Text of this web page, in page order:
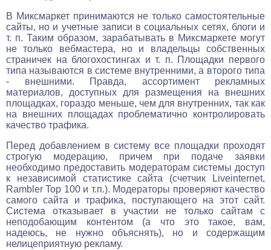
В Миксмаркет принимаются не только самостоятельные
сайты, но и учетные записи в социальных сетях, блоги и
т. п. Таким образом, зарабатывать в Миксмаркете могут
не только вебмастера, но и владельцы собственных
страничек на блогохостингах и т. п. Площадки первого
типа называются в системе внутренними, а второго типа
- внешними. Правда, ассортимент рекламных
материалов, доступных для размещения на внешних
площадках, гораздо меньше, чем для внутренних, так как
на внешних площадах проблематично контролировать
качество трафика.
Перед добавлением в систему все площадки проходят
строгую модерацию, причем при подаче заявки
необходимо предоставить модераторам системы доступ
к независимой статистике сайта (счетчик Liveinternet,
Rambler Top 100 и т.п.). Модераторы проверяют качество
самого сайта и трафика, поступающего на этот сайт.
Система отказывает в участии не только сайтам с
неподобающим контентом (а что это такое, вам,
надеюсь, не нужно объяснять), но и содержащим
нелицеприятную рекламу.